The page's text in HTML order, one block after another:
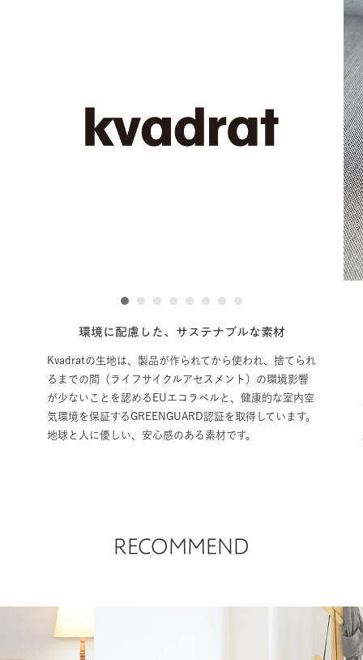
環境に配慮した、サステナブルな素材
Kvadratの生地は、製品が作られてから使われ、捨てられ
るまでの間（ライフサイクルアセスメント）の環境影響
が少ないことを認めるEUエコラベルと、健康的な室内空
気環境を保証するGREENGUARD認証を取得しています。
地球と人に優しい、安心感のある素材です。
疲
1 2 3 4 5 6 7 8
RECOMMEND